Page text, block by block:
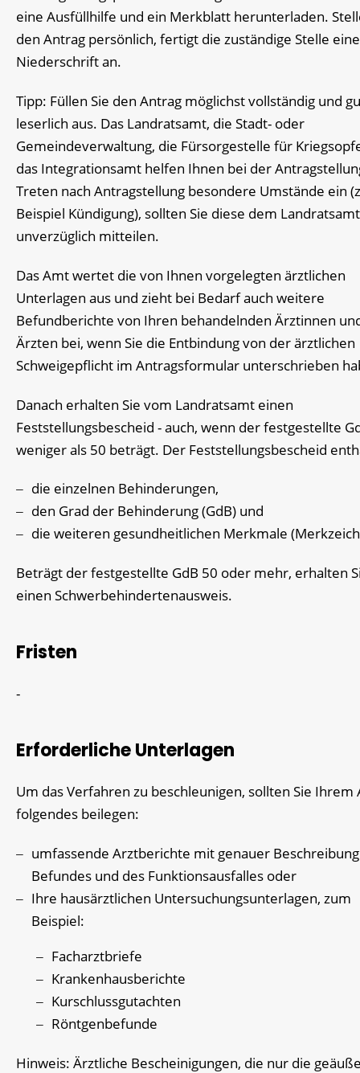
eine Ausfüllhilfe und ein Merkblatt herunterladen.
den Antrag persönlich, fertigt die zuständige Stelle eine
Niederschrift an.
Tipp: Füllen Sie den Antrag möglichst vollständig und
leserlich aus. Das Landratsamt, die Stadt- oder
Gemeindeverwaltung, die Fürsorgestelle für
das Integrationsamt helfen Ihnen bei der
Treten nach Antragstellung besondere Umstände ein
Beispiel Kündigung), sollten Sie diese dem Landratsamt
unverzüglich mitteilen.
Das Amt wertet die von Ihnen vorgelegten ärztlichen
Unterlagen aus und zieht bei Bedarf auch weitere
Befundberichte von Ihren behandelnden Ärztinnen
Ärzten bei, wenn Sie die Entbindung von der ärztlichen
Schweigepflicht im Antragsformular unterschrieben
Danach erhalten Sie vom Landratsamt einen
Feststellungsbescheid - auch, wenn der festgestellte
weniger als 50 beträgt. Der Feststellungsbescheid
die einzelnen Behinderungen,
den Grad der Behinderung (GdB) und
die weiteren gesundheitlichen Merkmale
Beträgt der festgestellte GdB 50 oder mehr, erhalten
einen Schwerbehindertenausweis.
Fristen
-
Erforderliche Unterlagen
Um das Verfahren zu beschleunigen, sollten Sie Ihrem
folgendes beilegen:
umfassende Arztberichte mit genauer
Befundes und des Funktionsausfalles oder
Ihre hausärztlichen Untersuchungsunterlagen, zum
Beispiel:
Facharztbriefe
Krankenhausberichte
Kurschlussgutachten
Röntgenbefunde
Hinweis: Ärztliche Bescheinigungen, die nur die